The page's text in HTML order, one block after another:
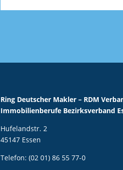
Ring Deutscher Makler – RDM
Immobilienberufe Bezirksverband
Hufelandstr. 2
45147 Essen
Telefon: (02 01) 86 55 77-0